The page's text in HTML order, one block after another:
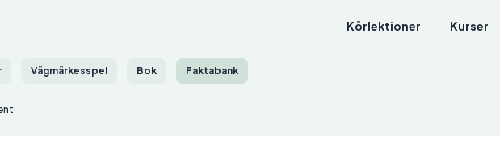
Körlektioner Kurser
Vägmärkesspel Bok Faktabank